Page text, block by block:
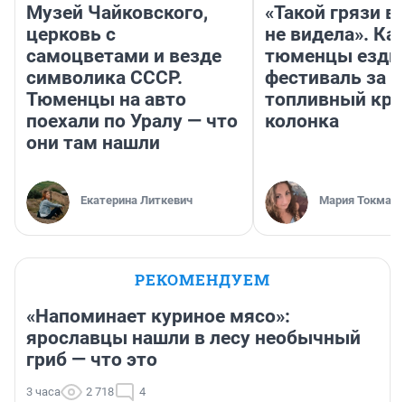
Музей Чайковского,
церковь с
самоцветами и везде
символика СССР.
Тюменцы на авто
поехали по Уралу — что
они там нашли
Екатерина Литкевич
«Такой грязи
не видела».
тюменцы
фестиваль за
топливный
колонка
Мария
РЕКОМЕНДУЕМ
«Напоминает куриное мясо»:
ярославцы нашли в лесу необычный
гриб — что это
3 часа 2 718 4